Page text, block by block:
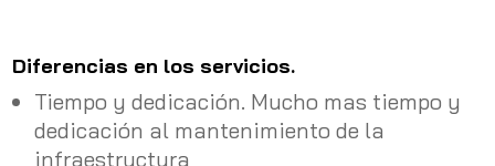
Diferencias en los servicios.
Tiempo y dedicación. Mucho mas tiempo y
dedicación al mantenimiento de la
infraestructura